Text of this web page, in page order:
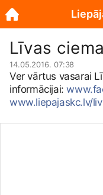
Līvas
14.05.2016. 07:38
Ver vārtus vasarai
informācijai:
www.liepajaskc.lv/